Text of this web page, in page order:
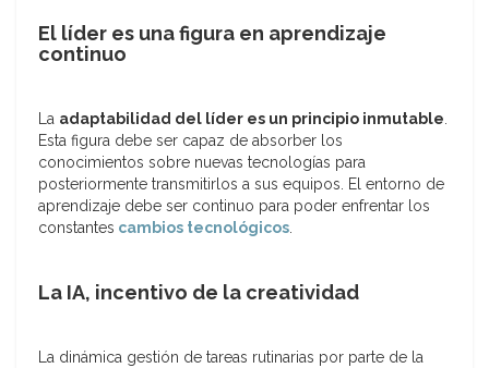
El líder es una figura en aprendizaje
continuo
La adaptabilidad del líder es un principio inmutable.
Esta figura debe ser capaz de absorber los
conocimientos sobre nuevas tecnologías para
posteriormente transmitirlos a sus equipos. El entorno de
aprendizaje debe ser continuo para poder enfrentar los
constantes cambios tecnológicos.
La IA, incentivo de la creatividad
La dinámica gestión de tareas rutinarias por parte de la